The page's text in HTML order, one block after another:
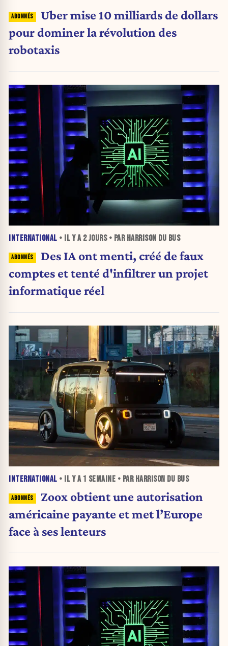
Uber mise 10 milliards de dollars
pour dominer la révolution des
robotaxis
INTERNATIONAL • IL Y A 2 JOURS• PAR HARRISON DU BUS
Des IA ont menti, créé de faux
comptes et tenté d'infiltrer un projet
informatique réel
INTERNATIONAL • IL Y A 1 SEMAINE • PAR HARRISON DU BUS
Zoox obtient une autorisation
américaine payante et met l’Europe
face à ses lenteurs